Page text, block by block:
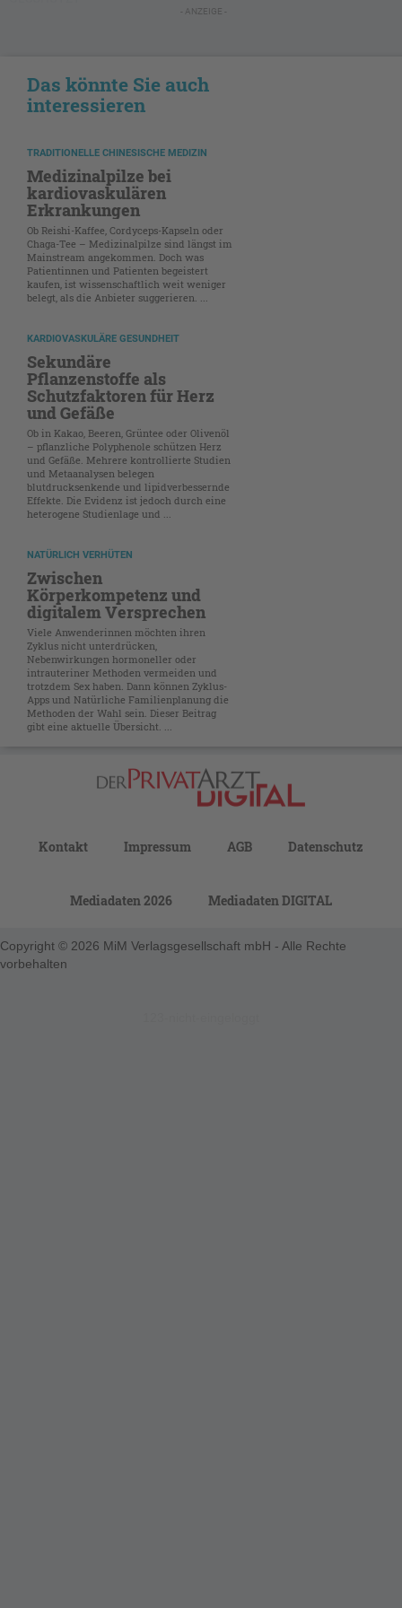
- ANZEIGE -
Das könnte Sie auch
interessieren
TRADITIONELLE CHINESISCHE MEDIZIN
Medizinalpilze bei
kardiovaskulären
Erkrankungen
Ob Reishi-Kaffee, Cordyceps-Kapseln oder
Chaga-Tee – Medizinalpilze sind längst im
Mainstream angekommen. Doch was
Patientinnen und Patienten begeistert
kaufen, ist wissenschaftlich weit weniger
belegt, als die Anbieter suggerieren. ...
KARDIOVASKULÄRE GESUNDHEIT
Sekundäre
Pflanzenstoffe als
Schutzfaktoren für Herz
und Gefäße
Ob in Kakao, Beeren, Grüntee oder Olivenöl
– pflanzliche Polyphenole schützen Herz
und Gefäße. Mehrere kontrollierte Studien
und Metaanalysen belegen
blutdrucksenkende und lipidverbessernde
Effekte. Die Evidenz ist jedoch durch eine
heterogene Studienlage und ...
NATÜRLICH VERHÜTEN
Zwischen
Körperkompetenz und
digitalem Versprechen
Viele Anwenderinnen möchten ihren
Zyklus nicht unterdrücken,
Nebenwirkungen hormoneller oder
intrauteriner Methoden vermeiden und
trotzdem Sex haben. Dann können Zyklus-
Apps und Natürliche Familienplanung die
Methoden der Wahl sein. Dieser Beitrag
gibt eine aktuelle Übersicht. ...
Kontakt Impressum AGB Datenschutz
Mediadaten 2026 Mediadaten DIGITAL
Copyright © 2026 MiM Verlagsgesellschaft mbH - Alle Rechte
vorbehalten